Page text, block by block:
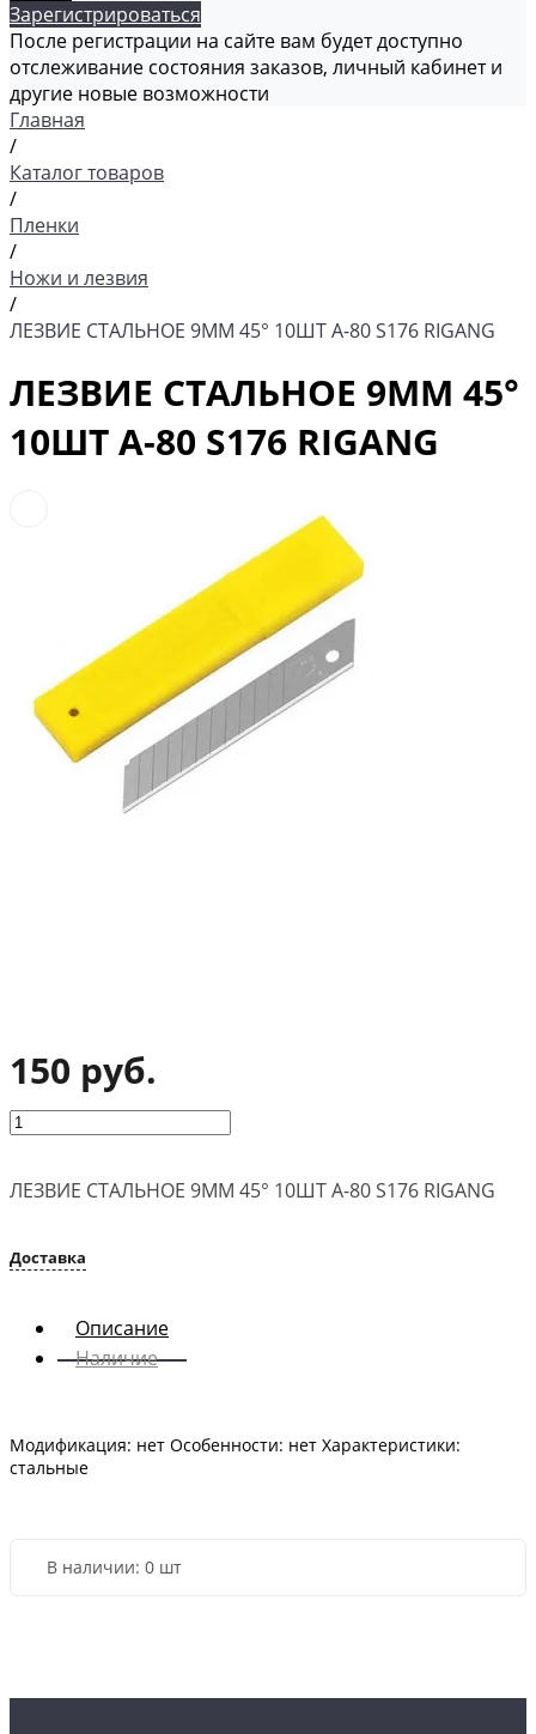
Зарегистрироваться
После регистрации на сайте вам будет доступно
отслеживание состояния заказов, личный кабинет и
другие новые возможности
Главная
/
Каталог товаров
/
Пленки
/
Ножи и лезвия
/
ЛЕЗВИЕ СТАЛЬНОЕ 9ММ 45° 10ШТ A-80 S176 RIGANG
ЛЕЗВИЕ СТАЛЬНОЕ 9ММ 45°
10ШТ A-80 S176 RIGANG
150 руб.
ЛЕЗВИЕ СТАЛЬНОЕ 9ММ 45° 10ШТ A-80 S176 RIGANG
Доставка
Описание
Наличие
Модификация: нет Особенности: нет Характеристики:
стальные
В наличии: 0 шт